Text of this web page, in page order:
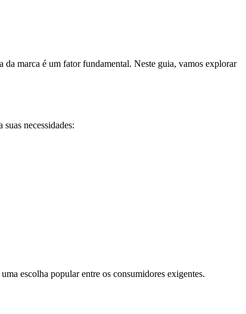
da marca é um fator fundamental. Neste guia, vamos explorar
necessidades:
escolha popular entre os consumidores exigentes.